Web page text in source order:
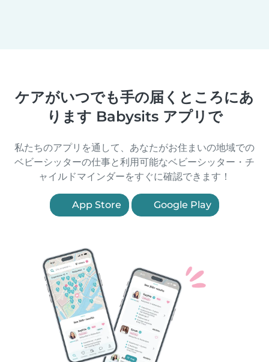
ケアがいつでも手の届くところにあ
ります Babysits アプリで
私たちのアプリを通して、あなたがお住まいの地域での
ベビーシッターの仕事と利用可能なベビーシッター・チ
ャイルドマインダーをすぐに確認できます！
App Store Google Play